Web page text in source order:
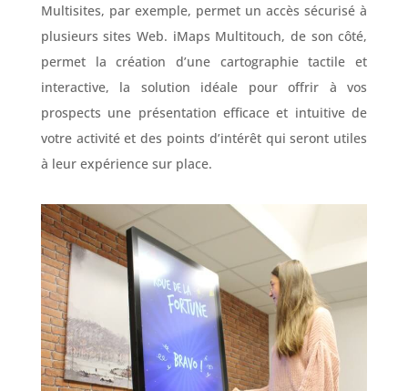
Multisites, par exemple, permet un accès sécurisé à
plusieurs sites Web. iMaps Multitouch, de son côté,
permet la création d’une cartographie tactile et
interactive, la solution idéale pour offrir à vos
prospects une présentation efficace et intuitive de
votre activité et des points d’intérêt qui seront utiles
à leur expérience sur place.